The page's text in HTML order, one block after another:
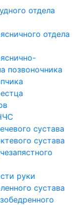
отдела
отдела
позвоночника
сустава
сустава
руки
сустава